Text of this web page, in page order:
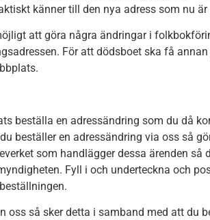
känner till den nya adress som nu är
att göra några ändringar i
För att dödsboet ska få
beställa en adressändring som du då
beställer en adressändring via oss så
som handlägger dessa ärenden
Fyll i och underteckna och
oss så sker detta i samband med att du